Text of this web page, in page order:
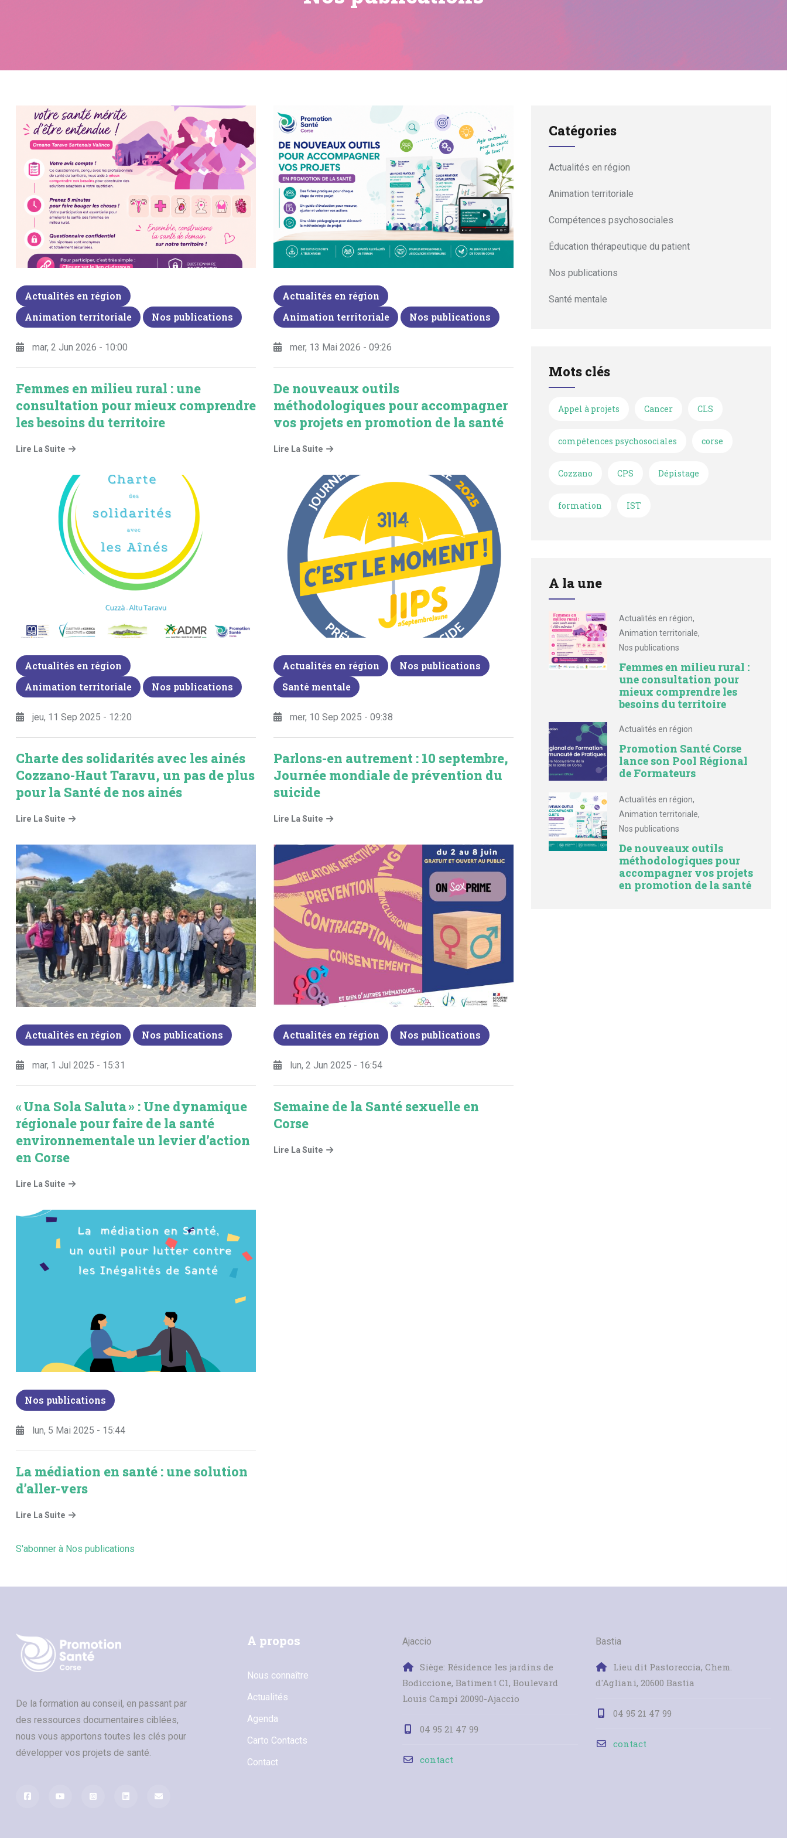
Actualités en région
Animation territoriale
Nos publications
mar, 2 Jun 2026 - 10:00
Femmes en milieu rural : une
consultation pour mieux comprendre
les besoins du territoire
Lire La Suite
Actualités en région
Animation territoriale
Nos publications
mer, 13 Mai 2026 - 09:26
De nouveaux outils
méthodologiques pour accompagner
vos projets en promotion de la santé
Lire La Suite
Actualités en région
Animation territoriale
Nos publications
jeu, 11 Sep 2025 - 12:20
Charte des solidarités avec les ainés
Cozzano-Haut Taravu, un pas de plus
pour la Santé de nos ainés
Lire La Suite
Actualités en région
Nos publications
Santé mentale
mer, 10 Sep 2025 - 09:38
Parlons-en autrement : 10 septembre,
Journée mondiale de prévention du
suicide
Lire La Suite
Actualités en région Nos publications
mar, 1 Jul 2025 - 15:31
« Una Sola Saluta » : Une dynamique
régionale pour faire de la santé
environnementale un levier d’action
en Corse
Lire La Suite
Actualités en région Nos publications
lun, 2 Jun 2025 - 16:54
Semaine de la Santé sexuelle en
Corse
Lire La Suite
Nos publications
lun, 5 Mai 2025 - 15:44
La médiation en santé : une solution
d’aller-vers
Lire La Suite
S'abonner à Nos publications
Catégories
Actualités en région
Animation territoriale
Compétences psychosociales
Éducation thérapeutique du patient
Nos publications
Santé mentale
Mots clés
Appel à projets Cancer CLS
compétences psychosociales corse
Cozzano CPS Dépistage
formation IST
A la une
Actualités en région,
Animation territoriale,
Nos publications
Femmes en milieu rural :
une consultation pour
mieux comprendre les
besoins du territoire
Actualités en région
Promotion Santé Corse
lance son Pool Régional
de Formateurs
Actualités en région,
Animation territoriale,
Nos publications
De nouveaux outils
méthodologiques pour
accompagner vos projets
en promotion de la santé
De la formation au conseil, en passant par
des ressources documentaires ciblées,
nous vous apportons toutes les clés pour
développer vos projets de santé.
A propos
Nous connaître
Actualités
Agenda
Carto Contacts
Contact
Ajaccio
Siège: Résidence les jardins de
Bodiccione, Batiment C1, Boulevard
Louis Campi 20090-Ajaccio
04 95 21 47 99
contact
Bastia
Lieu dit Pastoreccia, Chem.
d'Agliani, 20600 Bastia
04 95 21 47 99
contact